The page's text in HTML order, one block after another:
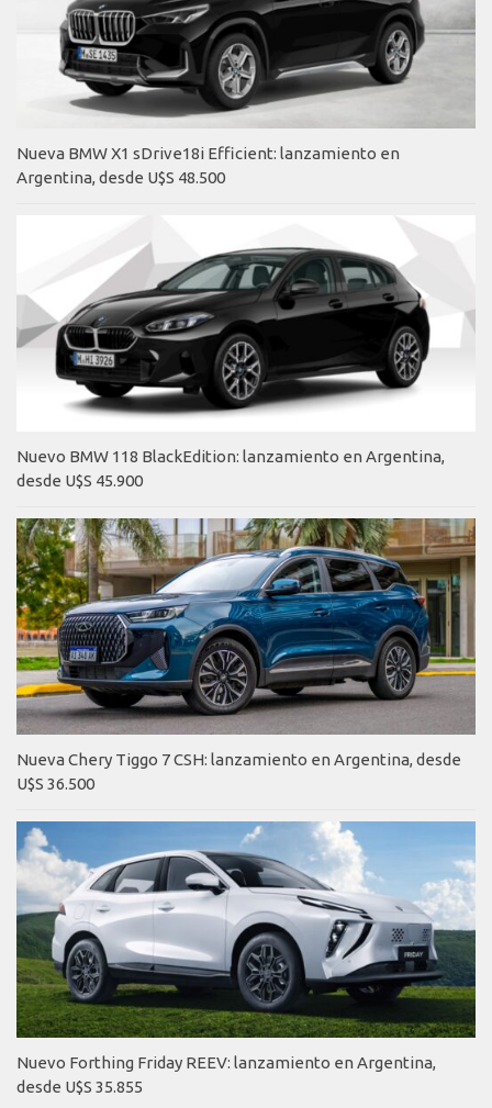
Nueva BMW X1 sDrive18i Efficient: lanzamiento en
Argentina, desde U$S 48.500
Nuevo BMW 118 BlackEdition: lanzamiento en Argentina,
desde U$S 45.900
Nueva Chery Tiggo 7 CSH: lanzamiento en Argentina, desde
U$S 36.500
Nuevo Forthing Friday REEV: lanzamiento en Argentina,
desde U$S 35.855